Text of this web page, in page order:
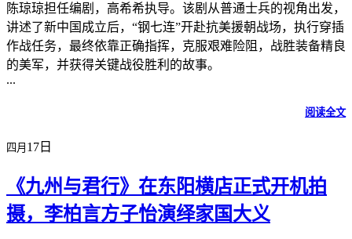
陈琼琼担任编剧，高希希执导。该剧从普通士兵的视角出发，
讲述了新中国成立后，“钢七连”开赴抗美援朝战场，执行穿插
作战任务，最终依靠正确指挥，克服艰难险阻，战胜装备精良
的美军，并获得关键战役胜利的故事。
...
阅读全文
四月 17日
《九州与君行》在东阳横店正式开机拍
摄，李柏言方子怡演绎家国大义